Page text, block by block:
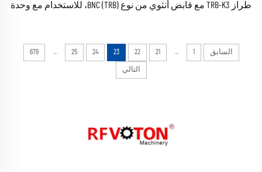
طراز TRB-K3 مع قابض أنثوي من نوع BNC (TRB)، للاستخدام مع وحدة
السابق 1
...
21
22
23
24
25
...
679
التالي